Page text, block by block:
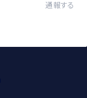
通報する